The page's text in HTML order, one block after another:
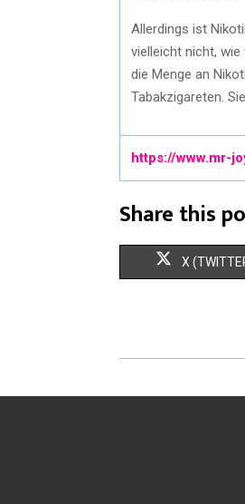
Allerdings ist
vielleicht nicht, wie
die Menge an
Tabakzigareten.
https://www.mr-
Share this
X